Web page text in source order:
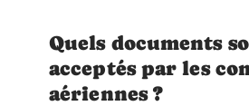
Quels documents
acceptés par les
aériennes ?